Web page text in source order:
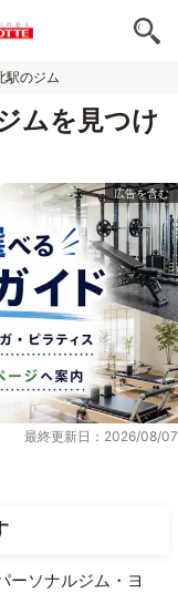
駅のジム
ムを見つけ
最終更新日：2026/08/07
ーソナルジム・ヨ